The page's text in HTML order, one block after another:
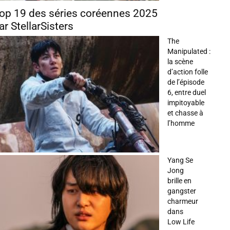
19 des séries coréennes 2025
StellarSisters
The
Manipulated :
la scène
d’action folle
de l’épisode
6, entre duel
impitoyable
et chasse à
l’homme
Yang Se
Jong
brille en
gangster
charmeur
dans
Low Life